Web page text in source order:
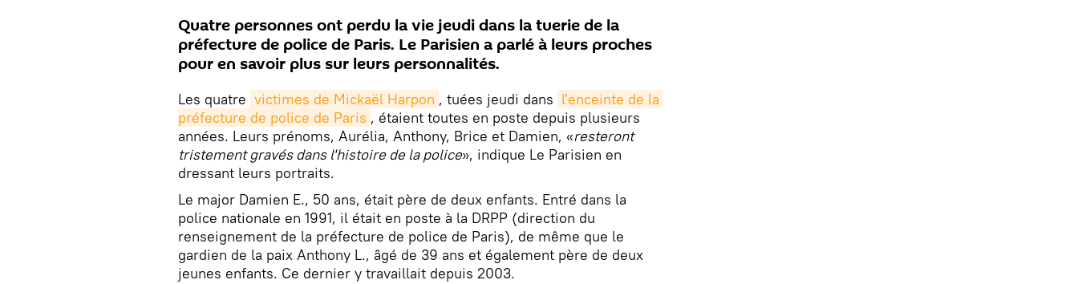
Quatre personnes ont perdu la vie jeudi dans la tuerie de la
préfecture de police de Paris. Le Parisien a parlé à leurs proches
pour en savoir plus sur leurs personnalités.
Les quatre victimes de Mickaël Harpon , tuées jeudi dans l'enceinte de la
préfecture de police de Paris , étaient toutes en poste depuis plusieurs
années. Leurs prénoms, Aurélia, Anthony, Brice et Damien, «resteront
tristement gravés dans l'histoire de la police», indique Le Parisien en
dressant leurs portraits.
Le major Damien E., 50 ans, était père de deux enfants. Entré dans la
police nationale en 1991, il était en poste à la DRPP (direction du
renseignement de la préfecture de police de Paris), de même que le
gardien de la paix Anthony L., âgé de 39 ans et également père de deux
jeunes enfants. Ce dernier y travaillait depuis 2003.